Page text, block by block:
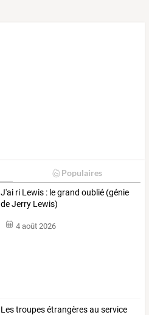
Populaires
J'ai ri Lewis : le grand oublié (génie
de Jerry Lewis)
4 août 2026
Les troupes étrangères au service